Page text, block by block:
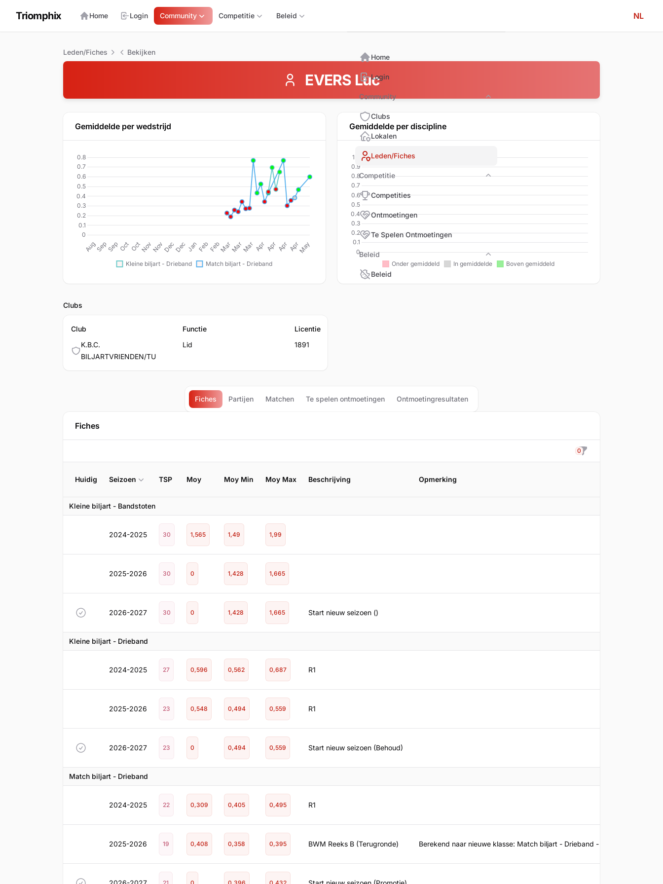
Triomphix Home Login Community Competitie Beleid NL
Leden/Fiches Bekijken
EVERS Luc
Gemiddelde per wedstrijd Gemiddelde per discipline
Clubs
Club
K.B.C.
BILJARTVRIENDEN/TU
Functie
Lid
Licentie
1891
Fiches Partijen Matchen Te spelen ontmoetingen Ontmoetingresultaten
Fiches
Filteren
0
Huidig Seizoen TSP Moy Moy Min Moy Max Beschrijving Opmerking
Kleine biljart - Bandstoten
2024-2025 30 1,565 1,49 1,99
2025-2026 30 0 1,428 1,665
2026-2027 30 0 1,428 1,665 Start nieuw seizoen ()
Kleine biljart - Drieband
2024-2025 27 0,596 0,562 0,687 R1
2025-2026 23 0,548 0,494 0,559 R1
2026-2027 23 0 0,494 0,559 Start nieuw seizoen (Behoud)
Match biljart - Drieband
2024-2025 22 0,309 0,405 0,495 R1
2025-2026 19 0,408 0,358 0,395 BWM Reeks B (Terugronde) Berekend naar nieuwe klasse: Match biljart - Drieband - 2b
Home
Login
Community
Community
Clubs
Lokalen
Leden/Fiches
Competitie
Competities
Ontmoetingen
Te Spelen Ontmoetingen
Beleid
Beleid
Beleid